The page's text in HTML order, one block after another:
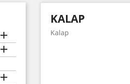



KALAP
Kalap